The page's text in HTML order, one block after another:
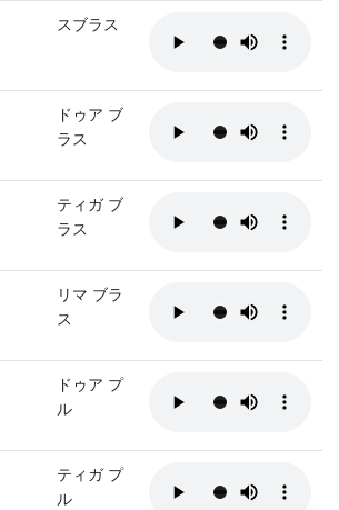
スブラス
ドゥア ブ
ラス
ティガ ブ
ラス
リマ ブラ
ス
ドゥア プ
ル
ティガ プ
ル